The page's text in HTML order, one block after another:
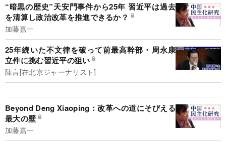
“暗黒の歴史”天安門事件から25年 習近平は過去
を清算し政治改革を推進できるか？
加藤嘉一
25年続いた不文律を破って前最高幹部・周永康
立件に挑む習近平の狙い
陳言[在北京ジャーナリスト]
Beyond Deng Xiaoping：改革への道にそびえる
最大の壁
加藤嘉一